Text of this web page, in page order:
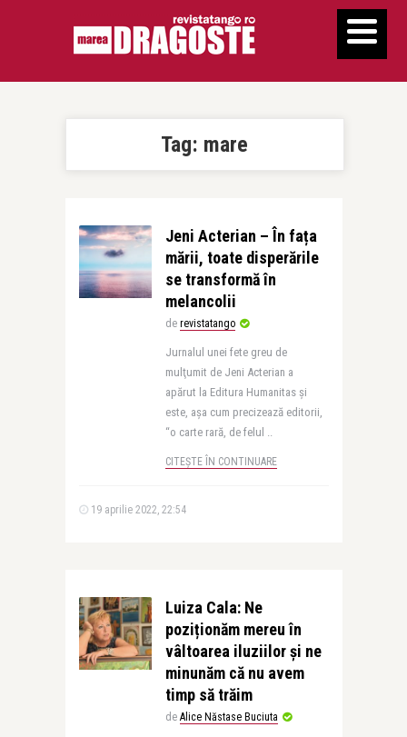
Tag: mare
Jeni Acterian – În fața
mării, toate disperările
se transformă în
melancolii
de revistatango
Jurnalul unei fete greu de
mulţumit de Jeni Acterian a
apărut la Editura Humanitas și
este, așa cum precizează editorii,
“o carte rară, de felul ..
CITEȘTE ÎN CONTINUARE
19 aprilie 2022, 22:54
Luiza Cala: Ne
poziționăm mereu în
vâltoarea iluziilor și ne
minunăm că nu avem
timp să trăim
de Alice Năstase Buciuta